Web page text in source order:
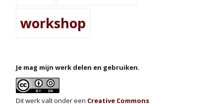
workshop
Je mag mijn werk delen en gebruiken.
Dit werk valt onder een Creative Commons